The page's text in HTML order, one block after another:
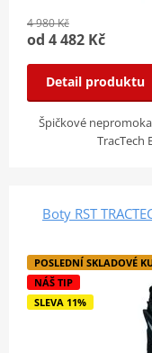
4 980 Kč
od 4 482 Kč
Detail produktu
Špičkové
TracTech
Boty RST
POSLEDNÍ SKLADOVÉ
NÁŠ TIP
SLEVA 11%